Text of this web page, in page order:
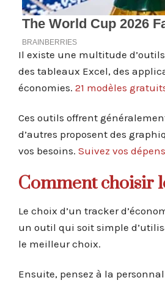
Il existe une multitude
des tableaux Excel, des
économies. 21 modèles
Ces outils offrent
d’autres proposent des
vos besoins. Suivez vos
Comment choisir
Le choix d’un tracker
un outil qui soit simple
le meilleur choix.
Ensuite, pensez à la